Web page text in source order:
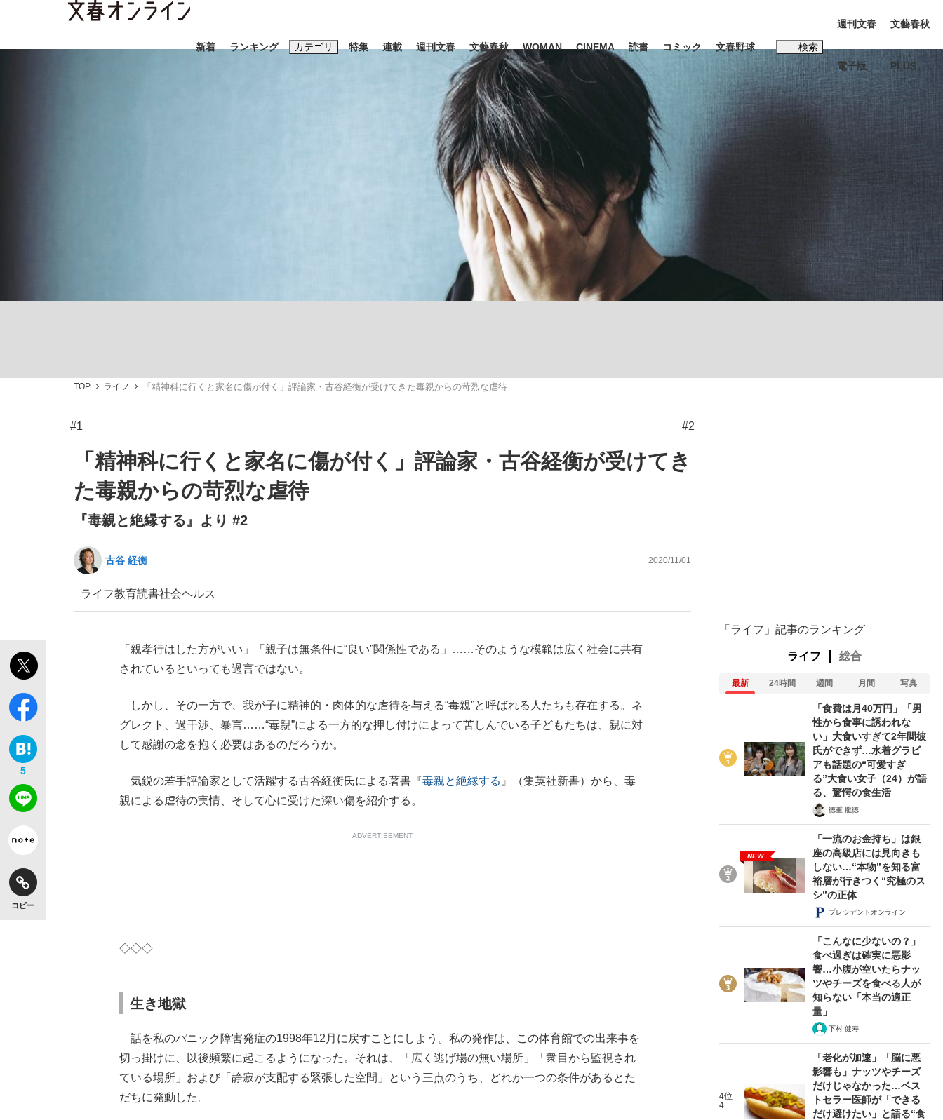
新着 ランキング カテゴリ
ライフ ビジネス インタビュー 読書
「最悪の空気のまま解散」WBC日本代表“敗戦”の真実 選手が明かす...
「目標達成できなかったからと言って…」サッカー日本代表・森保一監督...
もっと見る
特集
観る将棋、読む将棋
連載 週刊文春 文藝春秋 WOMAN CINEMA 読書 コミック 文春野球 検索
キーワード入力
#後藤真希 #森岡毅 #城彰二 #内田有紀
#松田聖子
週刊文春
電子版
文藝春秋
PLUS
TOP ライフ 「精神科に行くと家名に傷が付く」評論家・古谷経衡が受けてきた毒親からの苛烈な虐待
#1 #2
「精神科に行くと家名に傷が付く」評論家・古谷経衡が受けてき
た毒親からの苛烈な虐待
『毒親と絶縁する』より #2
古谷 経衡 2020/11/01
ライフ教育読書社会ヘルス
5
コピー
「親孝行はした方がいい」「親子は無条件に“良い”関係性である」……そのような模範は広く社会に共有
されているといっても過言ではない。
しかし、その一方で、我が子に精神的・肉体的な虐待を与える“毒親”と呼ばれる人たちも存在する。ネ
グレクト、過干渉、暴言……“毒親”による一方的な押し付けによって苦しんでいる子どもたちは、親に対
して感謝の念を抱く必要はあるのだろうか。
気鋭の若手評論家として活躍する古谷経衡氏による著書『毒親と絶縁する 』（集英社新書）から、毒
親による虐待の実情、そして心に受けた深い傷を紹介する。
ADVERTISEMENT
◇◇◇
生き地獄
話を私のパニック障害発症の1998年12月に戻すことにしよう。私の発作は、この体育館での出来事を
切っ掛けに、以後頻繁に起こるようになった。それは、「広く逃げ場の無い場所」「衆目から監視され
ている場所」および「静寂が支配する緊張した空間」という三点のうち、どれか一つの条件があるとた
だちに発動した。
「ライフ」記事のランキング
ライフ 総合
最新 24時間 週間 月間 写真
「食費は月40万円」「男
性から食事に誘われな
い」大食いすぎて2年間彼
氏ができず…水着グラビ
アも話題の“可愛すぎ
る”大食い女子（24）が語
る、驚愕の食生活
徳重 龍徳
NEW
「一流のお金持ち」は銀
座の高級店には見向きも
しない…“本物”を知る富
裕層が行きつく“究極のス
シ”の正体
プレジデントオンライン
「こんなに少ないの？」
食べ過ぎは確実に悪影
響…小腹が空いたらナッ
ツやチーズを食べる人が
知らない「本当の適正
量」
下村 健寿
4位
4
「老化が加速」「脳に悪
影響も」ナッツやチーズ
だけじゃなかった…ベス
トセラー医師が「できる
だけ避けたい」と語る“食